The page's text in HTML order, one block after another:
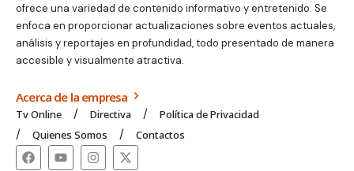
ofrece una variedad de contenido informativo y entretenido. Se
enfoca en proporcionar actualizaciones sobre eventos actuales,
análisis y reportajes en profundidad, todo presentado de manera
accesible y visualmente atractiva.
Acerca de la empresa
Tv Online Directiva
Política de Privacidad
Quienes Somos
Contactos